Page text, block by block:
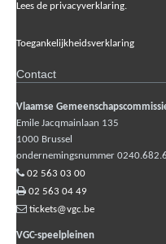
Lees de privacyverklaring.
Toegankelijkheidsverklaring
Contact
Vlaamse
Emile Jacqmainlaan 135
1000 Brussel
ondernemingsnummer
02 563 03 00
02 563 04 49
tickets@vgc.be
VGC-speelpleinen